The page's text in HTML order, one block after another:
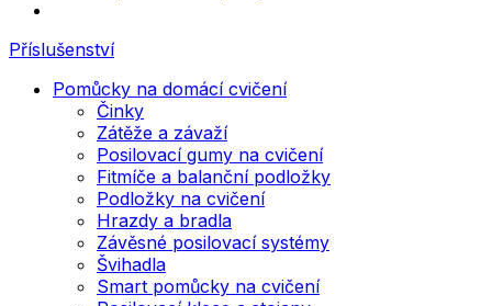
Příslušenství
Pomůcky na domácí cvičení
Činky
Zátěže a závaží
Posilovací gumy na cvičení
Fitmíče a balanční podložky
Podložky na cvičení
Hrazdy a bradla
Závěsné posilovací systémy
Švihadla
Smart pomůcky na cvičení